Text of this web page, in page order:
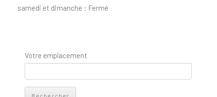
samedi et dimanche : Fermé
Votre emplacement